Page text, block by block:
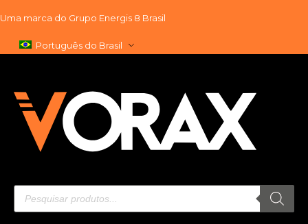
para
Uma marca do Grupo Energis 8 Brasil
Português do Brasil